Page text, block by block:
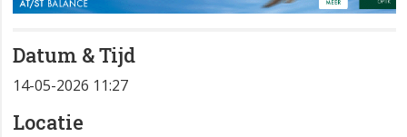
Datum & Tijd
14-05-2026 11:27
Locatie